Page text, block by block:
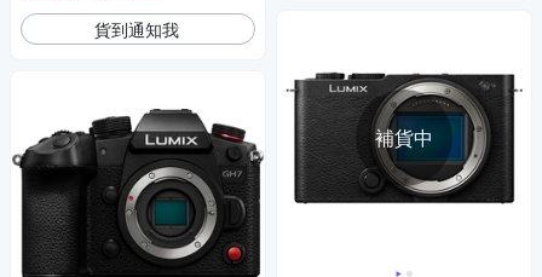
貨到通知我
補貨中